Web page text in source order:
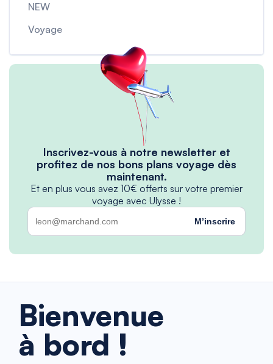
NEW
Voyage
Inscrivez-vous à notre newsletter et
profitez de nos bons plans voyage dès
maintenant.
Et en plus vous avez 10€ offerts sur votre premier
voyage avec Ulysse !
M’inscrire
Bienvenue
à bord !